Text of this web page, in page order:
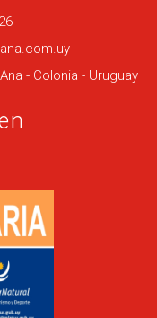
- Colonia - Uruguay